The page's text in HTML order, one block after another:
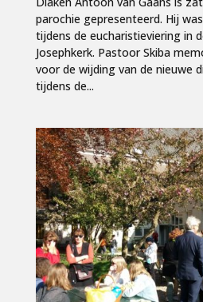
parochie gepresenteerd. Hij
tijdens de eucharistieviering in
Josephkerk. Pastoor Skiba
voor de wijding van de nieuwe
tijdens de...